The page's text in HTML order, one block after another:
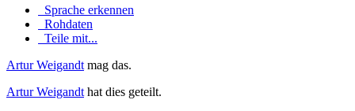
Sprache erkennen
Rohdaten
Teile mit...
Artur Weigandt mag das.
Artur Weigandt hat dies geteilt.